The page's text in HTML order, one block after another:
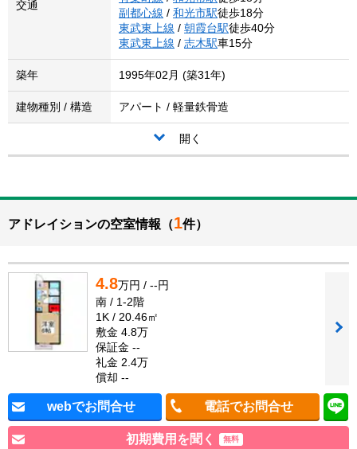
交通
副都心線 / 和光市駅徒歩18分
東武東上線 / 朝霞台駅徒歩40分
東武東上線 / 志木駅車15分
築年 1995年02月 (築31年)
建物種別 / 構造 アパート / 軽量鉄骨造
開く
アドレイションの空室情報（1件）
4.8万円 / --円
南 / 1-2階
1K / 20.46㎡
敷金 4.8万
保証金 --
礼金 2.4万
償却 --
webでお問合せ 電話でお問合せ
初期費用を聞く 無料